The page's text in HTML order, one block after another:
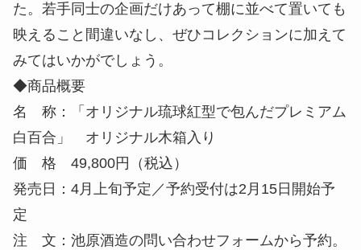
た。若手同士の企画だけあって棚に並べて置いても
映えること間違いなし、ぜひコレクションに加えて
みてはいかがでしょう。
◆商品概要
名 称：「オリジナル琉球紅型で包んだプレミアム
白百合」 オリジナル木箱入り
価 格 49,800円（税込）
発売日：4月上旬予定／予約受付は2月15日開始予
定
注 文：池原酒造の問い合わせフォームから予約。